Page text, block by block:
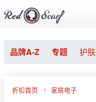
品牌A-Z 专题 护肤
折扣首页 家居电子